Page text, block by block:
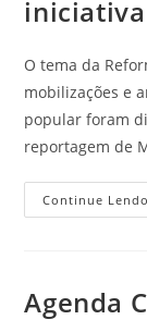
O tema da
mobilizações e
popular foram
reportagem de
Continue Lendo
Agenda